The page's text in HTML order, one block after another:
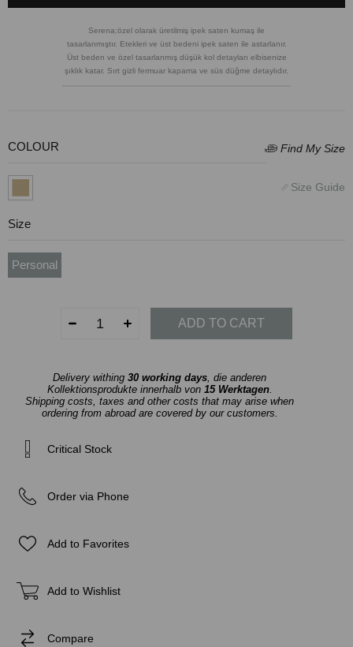
Serena;özel olarak üretilmiş ipek saten kumaş ile
tasarlanmıştır. Etekleri ve üst bedeni ipek saten ile astarlanır.
Üst beden ve özel tasarlanmış düşük kol detayları elbisenize
şıklık katar. Sırt gizli fermuar kapama ve süs düğme detaylıdır.
COLOUR
Size
Personal
Delivery withing 30 working days , die anderen
Kollektionsprodukte innerhalb von 15 Werktagen.
Shipping costs, taxes and other costs that may arise when
ordering from abroad are covered by our customers.
Critical Stock
Order via Phone
Add to Favorites
Add to Wishlist
Compare